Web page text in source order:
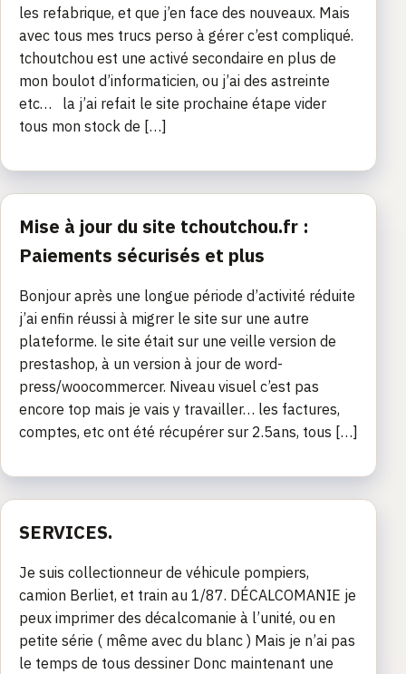
les refabrique, et que j’en face des nouveaux. Mais
avec tous mes trucs perso à gérer c’est compliqué.
tchoutchou est une activé secondaire en plus de
mon boulot d’informaticien, ou j’ai des astreinte
etc… la j’ai refait le site prochaine étape vider
tous mon stock de […]
Mise à jour du site tchoutchou.fr :
Paiements sécurisés et plus
Bonjour après une longue période d’activité réduite
j’ai enfin réussi à migrer le site sur une autre
plateforme. le site était sur une veille version de
prestashop, à un version à jour de word-
press/woocommercer. Niveau visuel c’est pas
encore top mais je vais y travailler… les factures,
comptes, etc ont été récupérer sur 2.5ans, tous […]
SERVICES.
Je suis collectionneur de véhicule pompiers,
camion Berliet, et train au 1/87. DÉCALCOMANIE je
peux imprimer des décalcomanie à l’unité, ou en
petite série ( même avec du blanc ) Mais je n’ai pas
le temps de tous dessiner Donc maintenant une